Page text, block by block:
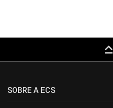
keyboard_capslock
SOBRE A ECS